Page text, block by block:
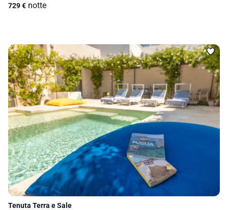
729€ notte
Tenuta Terra e Sale